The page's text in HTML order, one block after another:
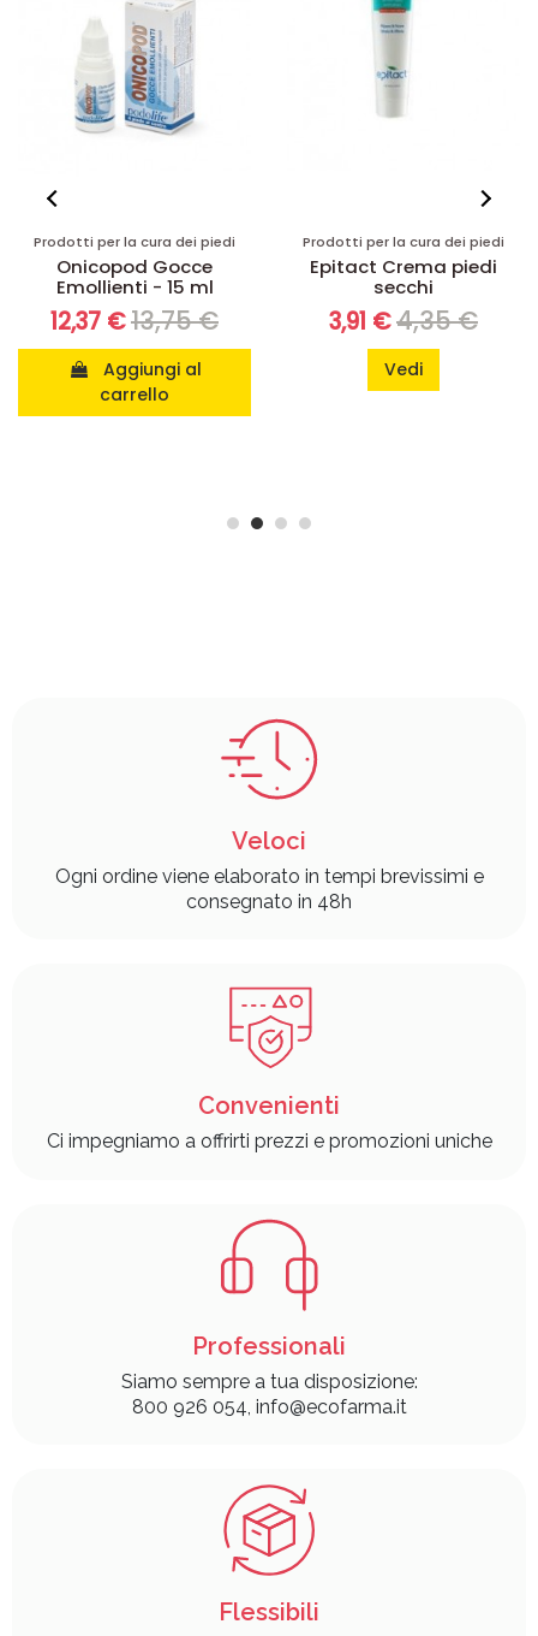
Prodotti per la cura dei piedi
Epitact Crema piedi
secchi
3,91 € 4,35 €
Vedi
Prodotti per la cura dei piedi
Podidral Fas Crema
Ragadi
19,31 €21,45 €
carrello
Veloci
Ogni ordine viene elaborato in tempi brevissimi e
consegnato in 48h
Convenienti
Ci impegniamo a offrirti prezzi e promozioni uniche
Professionali
Siamo sempre a tua disposizione:
800 926 054, info@ecofarma.it
Flessibili